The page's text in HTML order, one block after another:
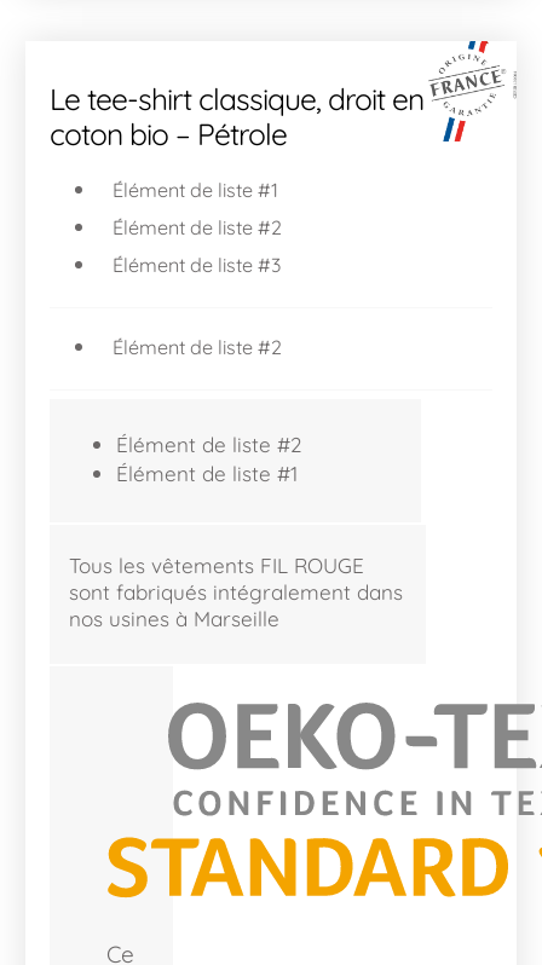
Le tee-shirt classique, droit en
coton bio – Pétrole
Élément de liste #1
Élément de liste #2
Élément de liste #3
Élément de liste #2
Élément de liste #2
Élément de liste #1
Tous les vêtements FIL ROUGE
sont fabriqués intégralement dans
nos usines à Marseille
Ce